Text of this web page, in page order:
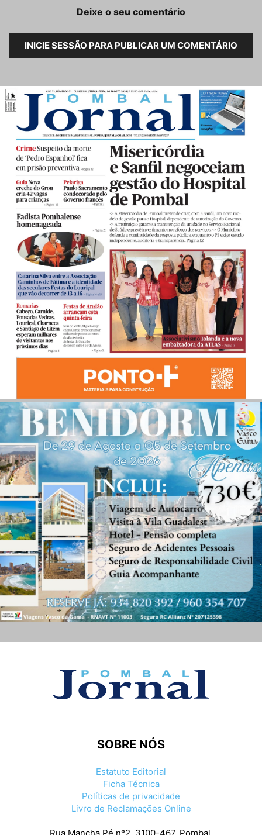
Deixe o seu comentário
INICIE SESSÃO PARA PUBLICAR UM COMENTÁRIO
SOBRE NÓS
Estatuto Editorial
Ficha Técnica
Políticas de privacidade
Livro de Reclamações Online